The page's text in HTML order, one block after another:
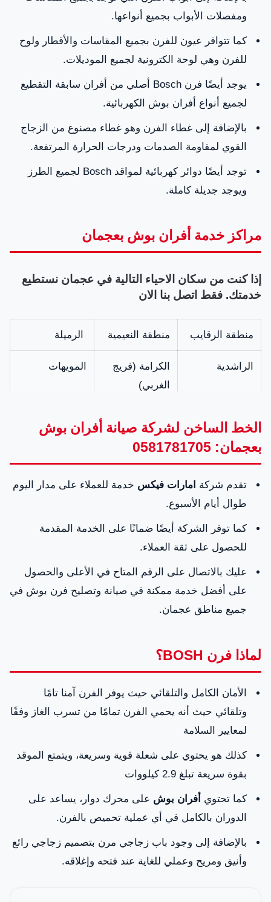
ومفصلات الأبواب بجميع أنواعها.
كما تتوافر عيون للفرن بجميع المقاسات والأقطار ولوح
للفرن وهي لوحة الكترونية لجميع الموديلات.
يوجد أيضًا فرن Bosch أصلي من أفران سابقة التقطيع
لجميع أنواع أفران بوش الكهربائية.
بالإضافة إلى غطاء الفرن وهو غطاء مصنوع من الزجاج
القوي لمقاومة الصدمات ودرجات الحرارة المرتفعة.
توجد أيضًا دوائر كهربائية لمواقد Bosch لجميع الطرز
ويوجد جديلة كاملة.
مراكز خدمة أفران بوش بعجمان
إذا كنت من سكان الاحياء التالية في عجمان نستطيع
خدمتك. فقط اتصل بنا الان
منطقة الرقايب منطقة النعيمية الرميلة
الراشدية
الكرامة (فريج
الغربي)
المويهات
الروضة
الصناعية
القديمة
الجديدة الباهية
منطقة السوان
سابقاً)
الخط الساخن لشركة صيانة أفران بوش
بعجمان: 0581781705
تقدم شركة امارات فيكس خدمة للعملاء على مدار اليوم
طوال أيام الأسبوع.
كما توفر الشركة أيضًا ضمانًا على الخدمة المقدمة
للحصول على ثقة العملاء.
عليك بالاتصال على الرقم المتاح في الأعلى والحصول
على أفضل خدمة ممكنة في صيانة وتصليح فرن بوش في
جميع مناطق عجمان.
لماذا فرن BOSH؟
الأمان الكامل والتلقائي حيث يوفر الفرن آمنا تامًا
وتلقائي حيث أنه يحمي الفرن تمامًا من تسرب الغاز وفقًا
لمعايير السلامة
كذلك هو يحتوي على شعلة قوية وسريعة، ويتمتع الموقد
بقوة سريعة تبلغ 2.9 كيلووات
كما تحتوي أفران بوش على محرك دوار، يساعد على
الدوران بالكامل في أي عملية تحميص بالفرن.
بالإضافة إلى وجود باب زجاجي مرن بتصميم زجاجي رائع
وأنيق ومريح وعملي للغاية عند فتحه وإغلاقه.